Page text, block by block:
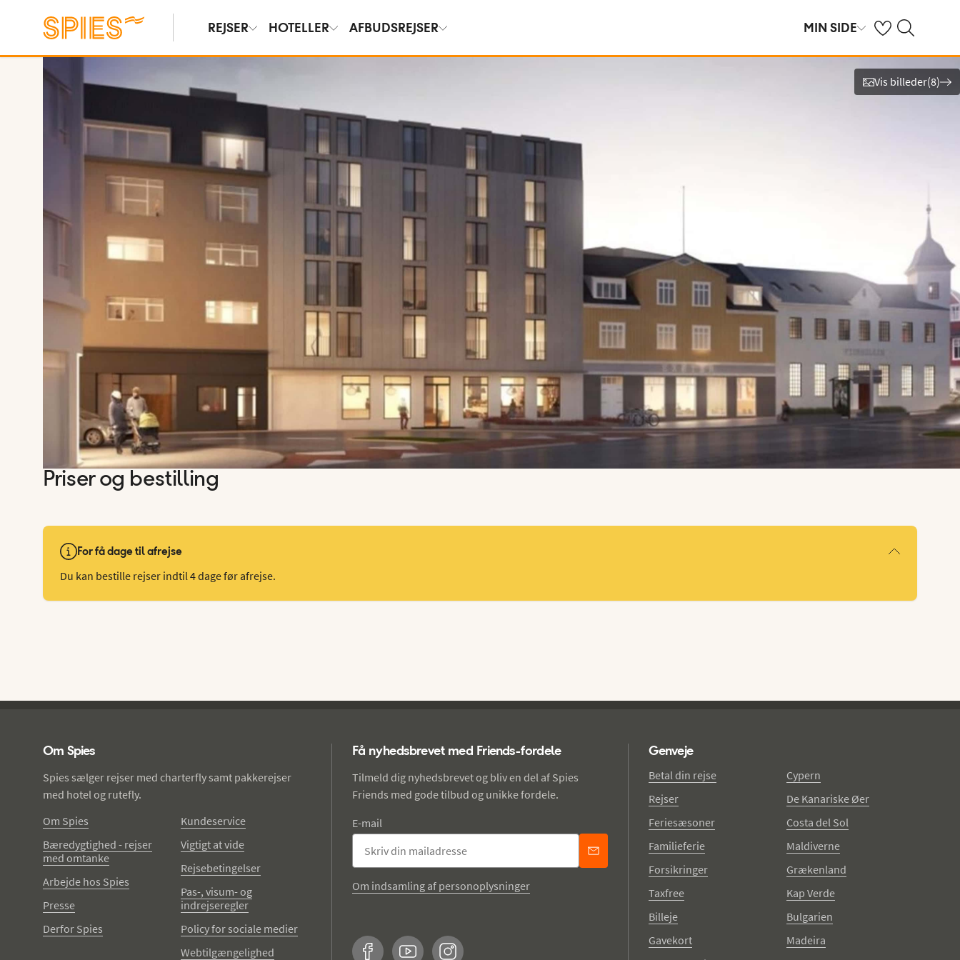
REJSER HOTELLER AFBUDSREJSER MIN SIDE Se dine gemte
Søg på spies.dk
Vis billeder(8)
Priser og bestilling
For få dage til afrejse
Du kan bestille rejser indtil 4 dage før afrejse.
Om Spies
Spies sælger rejser med charterfly samt pakkerejser
med hotel og rutefly.
Om Spies
Bæredygtighed - rejser
med omtanke
Arbejde hos Spies
Presse
Derfor Spies
Kundeservice
Vigtigt at vide
Rejsebetingelser
Pas-, visum- og
indrejseregler
Policy for sociale medier
Webtilgængelighed
Få nyhedsbrevet med Friends-fordele
Tilmeld dig nyhedsbrevet og bliv en del af Spies
Friends med gode tilbud og unikke fordele.
E-mail
Om indsamling af personoplysninger
Genveje
Betal din rejse
Rejser
Feriesæsoner
Familieferie
Forsikringer
Taxfree
Billeje
Gavekort
Cypern
De Kanariske Øer
Costa del Sol
Maldiverne
Grækenland
Kap Verde
Bulgarien
Madeira